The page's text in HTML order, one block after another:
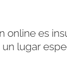
es
lugar